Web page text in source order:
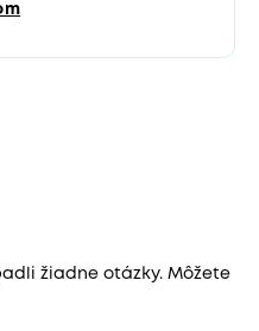
žiadne otázky. Môžete